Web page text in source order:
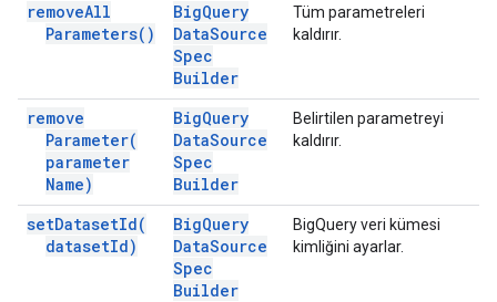
removeAll
Parameters( )
BigQuery
DataSource
Spec
Builder
Tüm parametreleri
kaldırır.
remove
Parameter(
parameter
Name)
BigQuery
DataSource
Spec
Builder
Belirtilen parametreyi
kaldırır.
setDatasetId(
datasetId)
BigQuery
DataSource
Spec
Builder
BigQuery veri kümesi
kimliğini ayarlar.